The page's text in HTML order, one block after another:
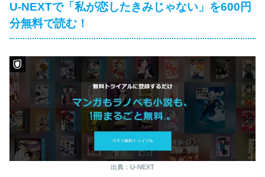
U-NEXTで「私が恋したきみじゃない」を600円
分無料で読む！
出典：U-NEXT